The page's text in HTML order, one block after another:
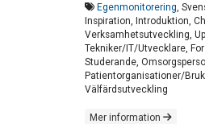
Egenmonitorering ,
Inspiration, Introduktion,
Verksamhetsutveckling,
Tekniker/IT/Utvecklare,
Studerande,
Patientorganisationer/
Välfärdsutveckling
Mer information